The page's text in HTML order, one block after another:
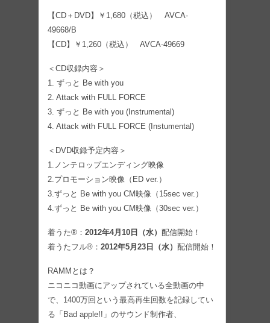
【CD＋DVD】￥1,680（税込） AVCA-
49668/B
【CD】￥1,260（税込） AVCA-49669
＜CD収録内容＞
1. ずっと Be with you
2. Attack with FULL FORCE
3. ずっと Be with you (Instrumental)
4. Attack with FULL FORCE (Instumental)
＜DVD収録予定内容＞
1.ノンテロップエンディング映像
2.プロモーション映像（ED ver.）
3.ずっと Be with you CM映像（15sec ver.）
4.ずっと Be with you CM映像（30sec ver.）
着うた®： 2012年4月10日（水） 配信開始！
着うたフル®： 2012年5月23日（水） 配信開始！
RAMMとは？
ニコニコ動画にアップされている全動画の中
で、1400万回という最高再生回数を記録してい
る「Bad apple!!」のサウンド制作者、